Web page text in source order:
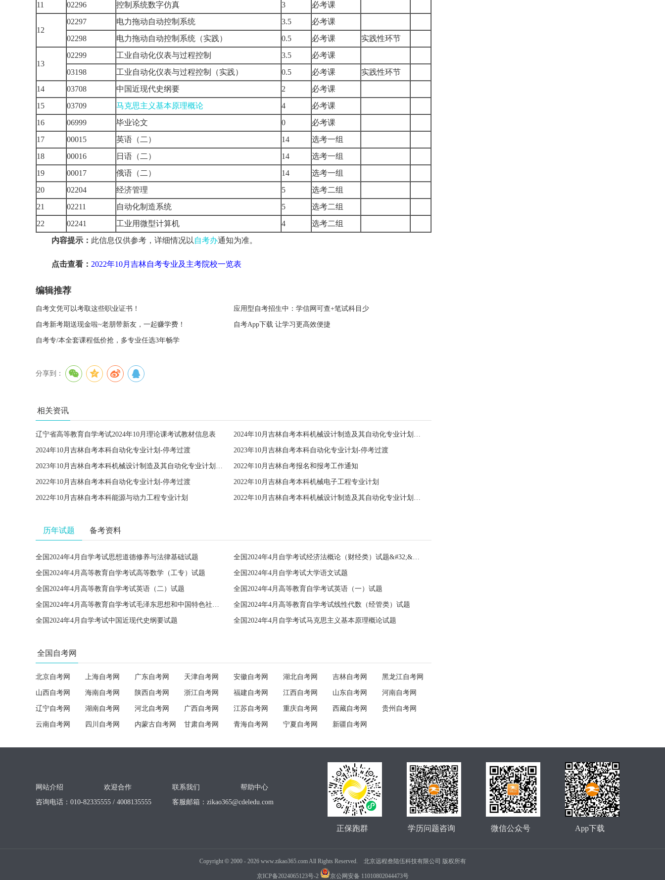
11
02296 控制系统数字仿真 3 必考课
12
02297 电力拖动自动控制系统 3.5
必考课
02298
电力拖动自动控制系统（实践） 0.5 必考课 实践性环节
13
02299 工业自动化仪表与过程控制 3.5
必考课
03198
工业自动化仪表与过程控制（实践） 0.5 必考课
实践性环节
14
03708 中国近现代史纲要 2
必考课
15
03709 马克思主义基本原理概论 4
必考课
16
06999 毕业论文 0
必考课
17
00015 英语（二） 14
选考一组
18
00016 日语（二） 14
选考一组
19
00017 俄语（二） 14
选考一组
20
02204 经济管理 5
选考二组
21
02211 自动化制造系统 5
选考二组
22
02241 工业用微型计算机 4
选考二组
内容提示： 此信息仅供参考，详细情况以 自考办通知为准。
点击查看： 2022年10月吉林自考专业及主考院校一览表
编辑推荐
自考文凭可以考取这些职业证书！ 应用型自考招生中：学信网可查+笔试科目少
自考新考期送现金啦~老朋带新友，一起赚学费！ 自考App下载 让学习更高效便捷
自考专/本全套课程低价抢，多专业任选3年畅学
分享到：
相关资讯
辽宁省高等教育自学考试2024年10月理论课考试教材信息表 2024年10月吉林自考本科机械设计制造及其自动化专业计划-停考过渡
2024年10月吉林自考本科自动化专业计划-停考过渡 2023年10月吉林自考本科​自动化专业计划-停考过渡
2023年10月吉林自考本科​机械设计制造及其自动化专业计划-停考过渡 2022年10月吉林自考报名和报考工作通知
2022年10月吉林自考本科自动化专业计划-停考过渡 2022年10月吉林自考本科机械电子工程专业计划
2022年10月吉林自考本科能源与动力工程专业计划 2022年10月吉林自考本科机械设计制造及其自动化专业计划-停考过渡
历年试题 备考资料
全国2024年4月自学考试思想道德修养与法律基础试题 全国2024年4月自学考试经济法概论（财经类）试题&#32;&#32;
全国2024年4月高等教育自学考试高等数学（工专）试题 全国2024年4月自学考试大学语文试题
全国2024年4月高等教育自学考试英语（二）试题 全国2024年4月高等教育自学考试英语（一）试题
全国2024年4月高等教育自学考试毛泽东思想和中国特色社会主义理论体系概论试题 全国2024年4月高等教育自学考试线性代数（经管类）试题
全国2024年4月自学考试中国近现代史纲要试题 全国2024年4月自学考试马克思主义基本原理概论试题
全国自考网
北京自考网 上海自考网 广东自考网 天津自考网 安徽自考网 湖北自考网 吉林自考网 黑龙江自考网
山西自考网 海南自考网 陕西自考网 浙江自考网 福建自考网 江西自考网 山东自考网 河南自考网
辽宁自考网 湖南自考网 河北自考网 广西自考网 江苏自考网 重庆自考网 西藏自考网 贵州自考网
云南自考网 四川自考网 内蒙古自考网 甘肃自考网 青海自考网 宁夏自考网 新疆自考网
网站介绍 欢迎合作 联系我们
帮助中心
咨询电话：010-82335555 / 4008135555
客服邮箱： zikao365@cdeledu.com
App下载
微信公众号
学历问题咨询
正保跑群
Copyright ©2000 - 2026www.zikao365.com All Rights Reserved. 北京远程叁陆伍科技有限公司 版权所有
京ICP备2024065123号-2 京公网安备 11010802044473号